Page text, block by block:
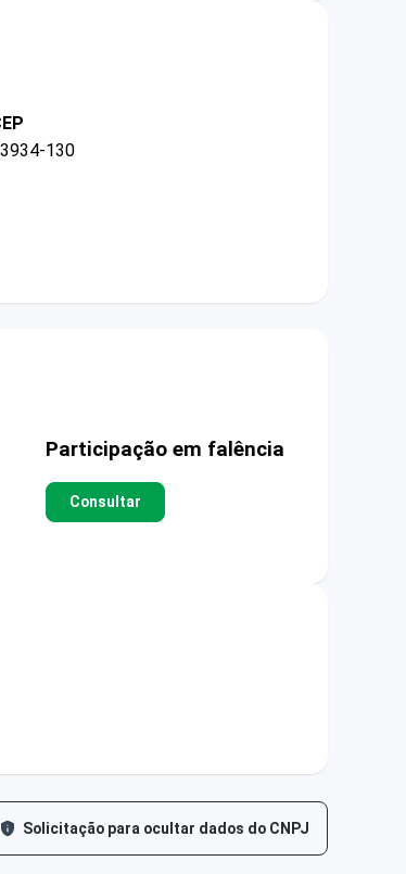
130
Participação em falência
Consultar
Solicitação para ocultar dados do CNPJ